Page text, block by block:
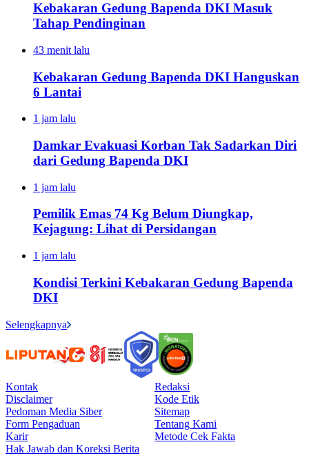
Kebakaran Gedung Bapenda DKI Masuk
Tahap Pendinginan
43 menit lalu
Kebakaran Gedung Bapenda DKI Hanguskan
6 Lantai
1 jam lalu
Damkar Evakuasi Korban Tak Sadarkan Diri
dari Gedung Bapenda DKI
1 jam lalu
Pemilik Emas 74 Kg Belum Diungkap,
Kejagung: Lihat di Persidangan
1 jam lalu
Kondisi Terkini Kebakaran Gedung Bapenda
DKI
Selengkapnya
Kontak
Redaksi
Disclaimer
Kode Etik
Pedoman Media Siber
Sitemap
Form Pengaduan
Tentang Kami
Karir
Metode Cek Fakta
Hak Jawab dan Koreksi Berita